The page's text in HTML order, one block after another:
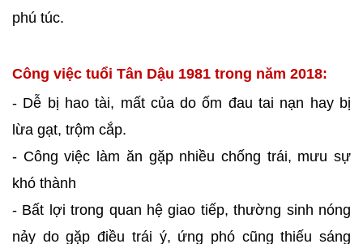
phú túc.
Công việc tuổi Tân Dậu 1981 trong năm 2018:
- Dễ bị hao tài, mất của do ốm đau tai nạn hay bị
lừa gạt, trộm cắp.
- Công việc làm ăn gặp nhiều chống trái, mưu sự
khó thành
- Bất lợi trong quan hệ giao tiếp, thường sinh nóng
nảy do gặp điều trái ý, ứng phó cũng thiếu sáng